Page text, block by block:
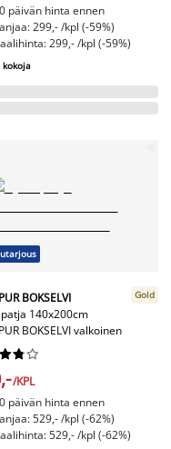
päivän hinta ennen
299,- /kpl (-59%)
299,- /kpl (-59%)
kokoja
BOKSELVI
140x200cm
BOKSELVI valkoinen
Gold




/KPL
päivän hinta ennen
529,- /kpl (-62%)
529,- /kpl (-62%)